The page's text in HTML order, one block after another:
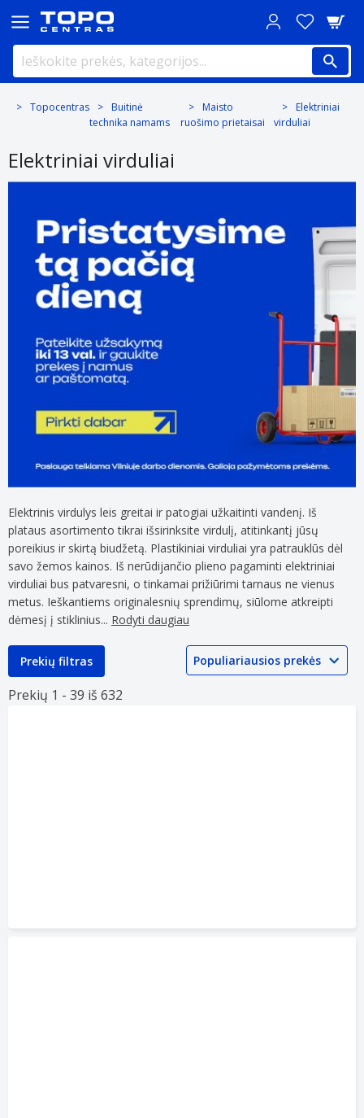
Topocentras
Buitinė
technika namams
Maisto
ruošimo prietaisai
Elektriniai
virduliai
Elektriniai virduliai
Elektrinis virdulys leis greitai ir patogiai užkaitinti vandenį. Iš
plataus asortimento tikrai išsirinksite virdulį, atitinkantį jūsų
poreikius ir skirtą biudžetą. Plastikiniai virduliai yra patrauklūs dėl
savo žemos kainos. Iš nerūdijančio plieno pagaminti elektriniai
virduliai bus patvaresni, o tinkamai prižiūrimi tarnaus ne vienus
metus. Ieškantiems originalesnių sprendimų, siūlome atkreipti
dėmesį į stiklinius... Rodyti daugiau
Prekių filtras
Prekių 1 - 39 iš 632